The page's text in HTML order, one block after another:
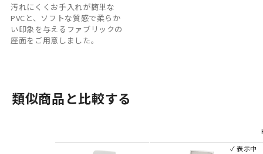
汚れにくくお手入れが簡単な
PVCと、ソフトな質感で柔らか
い印象を与えるファブリックの
座面をご用意しました。
類似商品と比較する
✓ 表示中